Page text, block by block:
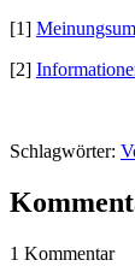
[1]
[2]
Schlagwörter:
1 Kommentar